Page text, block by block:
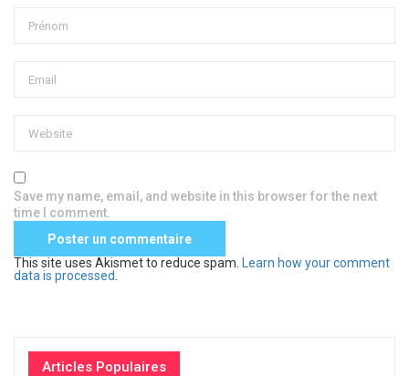
Save my name, email, and website in this browser for the next
time I comment.
This site uses Akismet to reduce spam.
Learn how your comment
data is processed
Articles Populaires